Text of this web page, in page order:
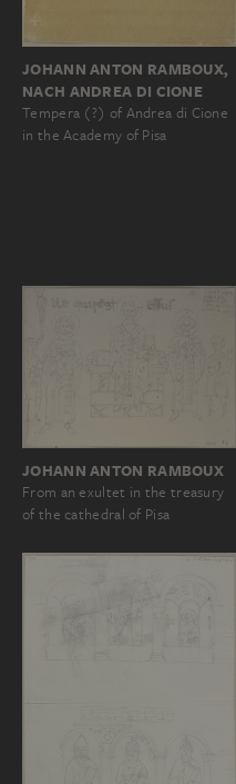
JOHANN ANTON RAMBOUX,
NACH ANDREA DI CIONE
Tempera (?) of Andrea di Cione
in the Academy of Pisa
JOHANN ANTON RAMBOUX
From an exultet in the treasury
of the cathedral of Pisa